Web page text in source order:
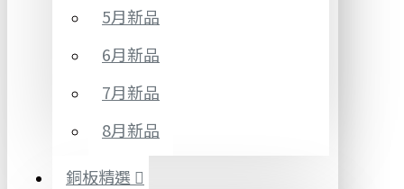
5月新品
6月新品
7月新品
8月新品
銅板精選